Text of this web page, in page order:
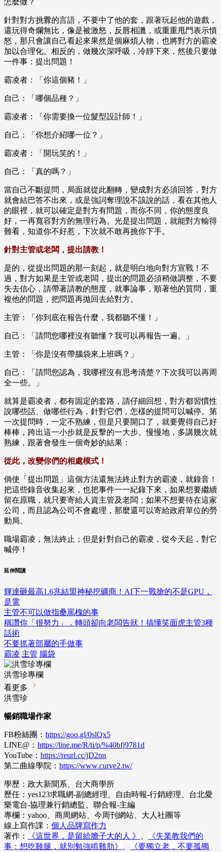
怎麼做？
針對對方挑釁的言語，不要中了他的套，跟著玩起他的遊戲，
還玩得奇爛無比，像是被激怒，反唇相譏，或重重甩門表示憤
怒，那只會讓自己看起來果然是個麻煩人物，也將對方的霸凌
加以合理化。相反的，做幾次深呼吸，冷靜下來，然後只要做
一件事：提出問題！
霸凌者：「你這個豬！」
自己：「哪個品種？」
霸凌者：「你需要換一位髮型設計師！」
自己：「你想介紹哪一位？」
霸凌者：「開玩笑的！」
自己：「真的嗎？」
當自己不斷提問，局面就從此翻轉，變成對方必須回答，對方
就會結巴答不出來，或是強詞奪理說不該說的話，看在其他人
的眼裡，就可以確定是對方有問題，而你不同，你的態度良
好，一再寬容對方的無理行為。光是提出問題，就能對方輸得
難看，知道你不好惹，下次就不敢再挑你下手。
針對主管或老闆，提出請教！
是的，從提出問題的那一刻起，就是明白地向對方宣戰！不
過，對方如果是主管或老闆，提出的問題必須稍做調整，不要
失去信心，請帶著請教的態度，就事論事，順著他的質問，重
複他的問題，把問題再拋回去給對方。
主管：「你到底在報告什麼，我都聽不懂！」
自己：「請問您哪裡沒有聽懂？我可以再報告一遍。」
主管：「你是沒有帶腦袋來上班嗎？」
自己：「請問您認為，我哪裡沒有思考清楚？下次我可以再周
全一些。」
就算是霸凌者，都有固定的套路，請仔細回想，對方都習慣性
說哪些話、做哪些行為，針對它們，怎樣的提問可以喊停。第
一次提問時，一定不熟練，但是只要開口了，就要覺得自己好
棒棒，跨出這一小步就是反擊的一大步。慢慢地，多講幾次就
熟練，跟著會發生一個奇妙的結果：
從此，改變你們的相處模式！
倘使「提出問題」這個方法還無法終止對方的霸凌，就錄音！
把這些錄音收集起來，也把事件一一紀錄下來，如果想要繼續
留在原職，就只要寄給人資主管及老闆；如果不想要待在這家
公司，而且認為公司不會處理，那麼還可以寄給政府單位的勞
動局。
職場霸凌，無法終止；但是針對自己的霸凌，從今天起，對它
喊停！
延伸閱讀
輝達砸最高1.6兆結盟神秘挖礦商！AI下一戰搶的不是GPU，
是電
主管不可以做指桑罵槐的事
稱讚你「很努力」，轉頭卻向老闆告狀！搞懂笑面虎主管3種
話術
不要抓著部屬的手做事
霸凌 主管 腦袋
洪雪珍專欄
看更多
洪雪珍
暢銷職場作家
FB粉絲團： https://goo.gl/0slQx5
LINE@： https://line.me/R/ti/p/%40bfj9781d
YouTube： https://reurl.cc/jD2nn
第二曲線學院： https://www.curve2.tw/
學歷：政大新聞系、台大商學所
歷任：yes123求職網-副總經理、自由時報-行銷經理、台北愛
樂電台-協理兼行銷總監、聯合報-主編
專欄：yahoo、商周網站、今周刊網站、大人社團等
線上寫作課： 個人品牌寫作力
著作：
《這世界，是留給膽子大的人 》
《失業教我們的
事：想吃雞腿，就別勉強啃雞肋》
《要獨立老，不要孤獨